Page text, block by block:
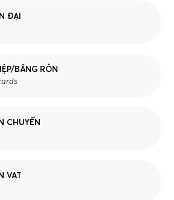
ĐẠI
BĂNG RÔN
CHUYỂN
VAT